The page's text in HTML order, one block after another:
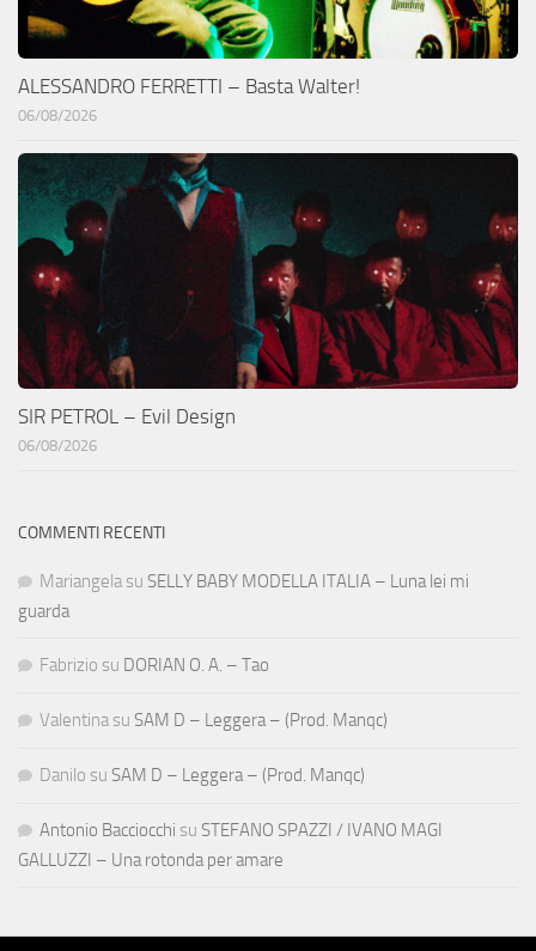
ALESSANDRO FERRETTI – Basta Walter!
06/08/2026
SIR PETROL – Evil Design
06/08/2026
COMMENTI RECENTI
Mariangela su SELLY BABY MODELLA ITALIA – Luna lei mi
guarda
Fabrizio su DORIAN O. A. – Tao
Valentina su SAM D – Leggera – (Prod. Manqc)
Danilo su SAM D – Leggera – (Prod. Manqc)
Antonio Bacciocchi su STEFANO SPAZZI / IVANO MAGI
GALLUZZI – Una rotonda per amare